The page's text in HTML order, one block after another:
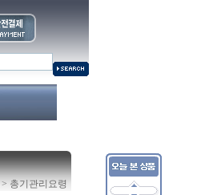
> 총기관리요령